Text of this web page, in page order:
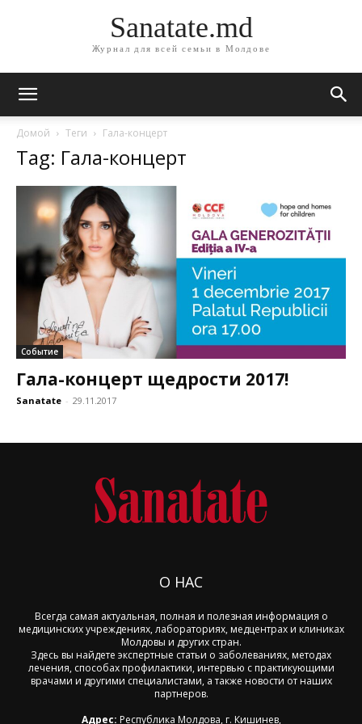
Sanatate.md
Журнал для всей семьи в Молдове
Домой Теги Гала-концерт
Tag: Гала-концерт
Событие
Гала-концерт щедрости 2017!
Sanatate - 29.11.2017
О НАС
Всегда самая актуальная, полная и полезная информация о
медицинских учреждениях, лабораториях, медцентрах и клиниках
Молдовы и других стран.
Здесь вы найдете экспертные статьи о заболеваниях, методах
лечения, способах профилактики, интервью с практикующими
врачами и другими специалистами, а также новости от наших
партнеров.
Адрес: Республика Молдова, г. Кишинев,